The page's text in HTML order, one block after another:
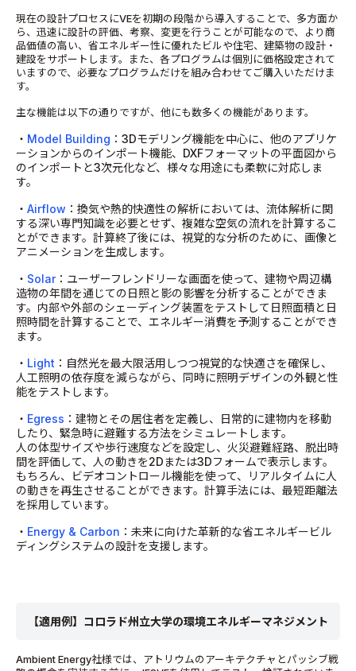
現在の設計プロセスにVEを初期の段階から導入することで、多方面か
ら、迅速に設計の評価、考察、変更を行うことが可能なので、より商
品価値の高い、省エネルギー性に優れたビルや住宅、建築物の設計・
建設をサポートします。また、各プログラムは個別に価格設定されて
いますので、必要なプログラムだけを組み合わせてご購入いただけま
す。
主な機能は以下の通りですが、他にも数多くの機能があります。
・ Model Building ：3Dモデリング機能を中心に、他のアプリケ
ーションからのインポート機能、DXFフォーマットの平面図から
のインポートと3次元化など、様々な用途にも柔軟に対応しま
す。
・ Airflow ：換気や熱的快適性の解析においては、流体解析に関
する深い専門知識を必要とせず、複雑な空気の流れを計算するこ
とができます。計算終了後には、視覚的な分析のために、画像と
アニメーションを生成します。
・ Solar：ユーザーフレンドリーな画面を使って、建物や周辺構
造物の年間を通じての日照と影の影響を分析することができま
す。内部や外部のシェーディング装置をテストして日照面積と日
照時間を計算することで、エネルギー消費を予測することができ
ます。
・ Light ：自然光を最大限活用しつつ視覚的な快適さを確保し、
人工照明の依存度を減らながら、同時に照明デザインの外観と性
能をテストします。
・ Egress ：建物とその居住者を定義し、日常的に建物内を移動
したり、緊急時に避難する方法をシミュレートします。
人の体型サイズや歩行速度などを設定し、火災避難経路、脱出時
間を評価して、人の動きを2Dまたは3Dフォームで表示します。
もちろん、ビデオコントロール機能を使って、リアルタイムに人
の動きを再生させることができます。計算手法には、最短距離法
を採用しています。
・ Energy & Carbon ：未来に向けた革新的な省エネルギービル
ディングシステムの設計を支援します。
【適用例】コロラド州立大学の環境エネルギーマネジメント
Ambient Energy社様では、アトリウムのアーキテクチャとパッシブ戦